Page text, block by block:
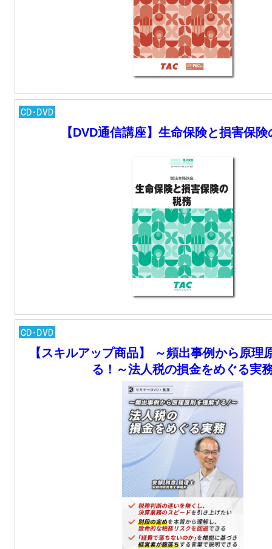
【DVD通信講座】生命保険と損害保険
【スキルアップ商品】 ～頻出事例から原理
る！～法人税の損金をめぐる実